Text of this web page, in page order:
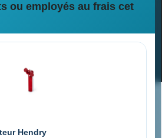
ou employés au frais cet
Hendry
Newsletter
nouvelles et nos offres spéciales
global